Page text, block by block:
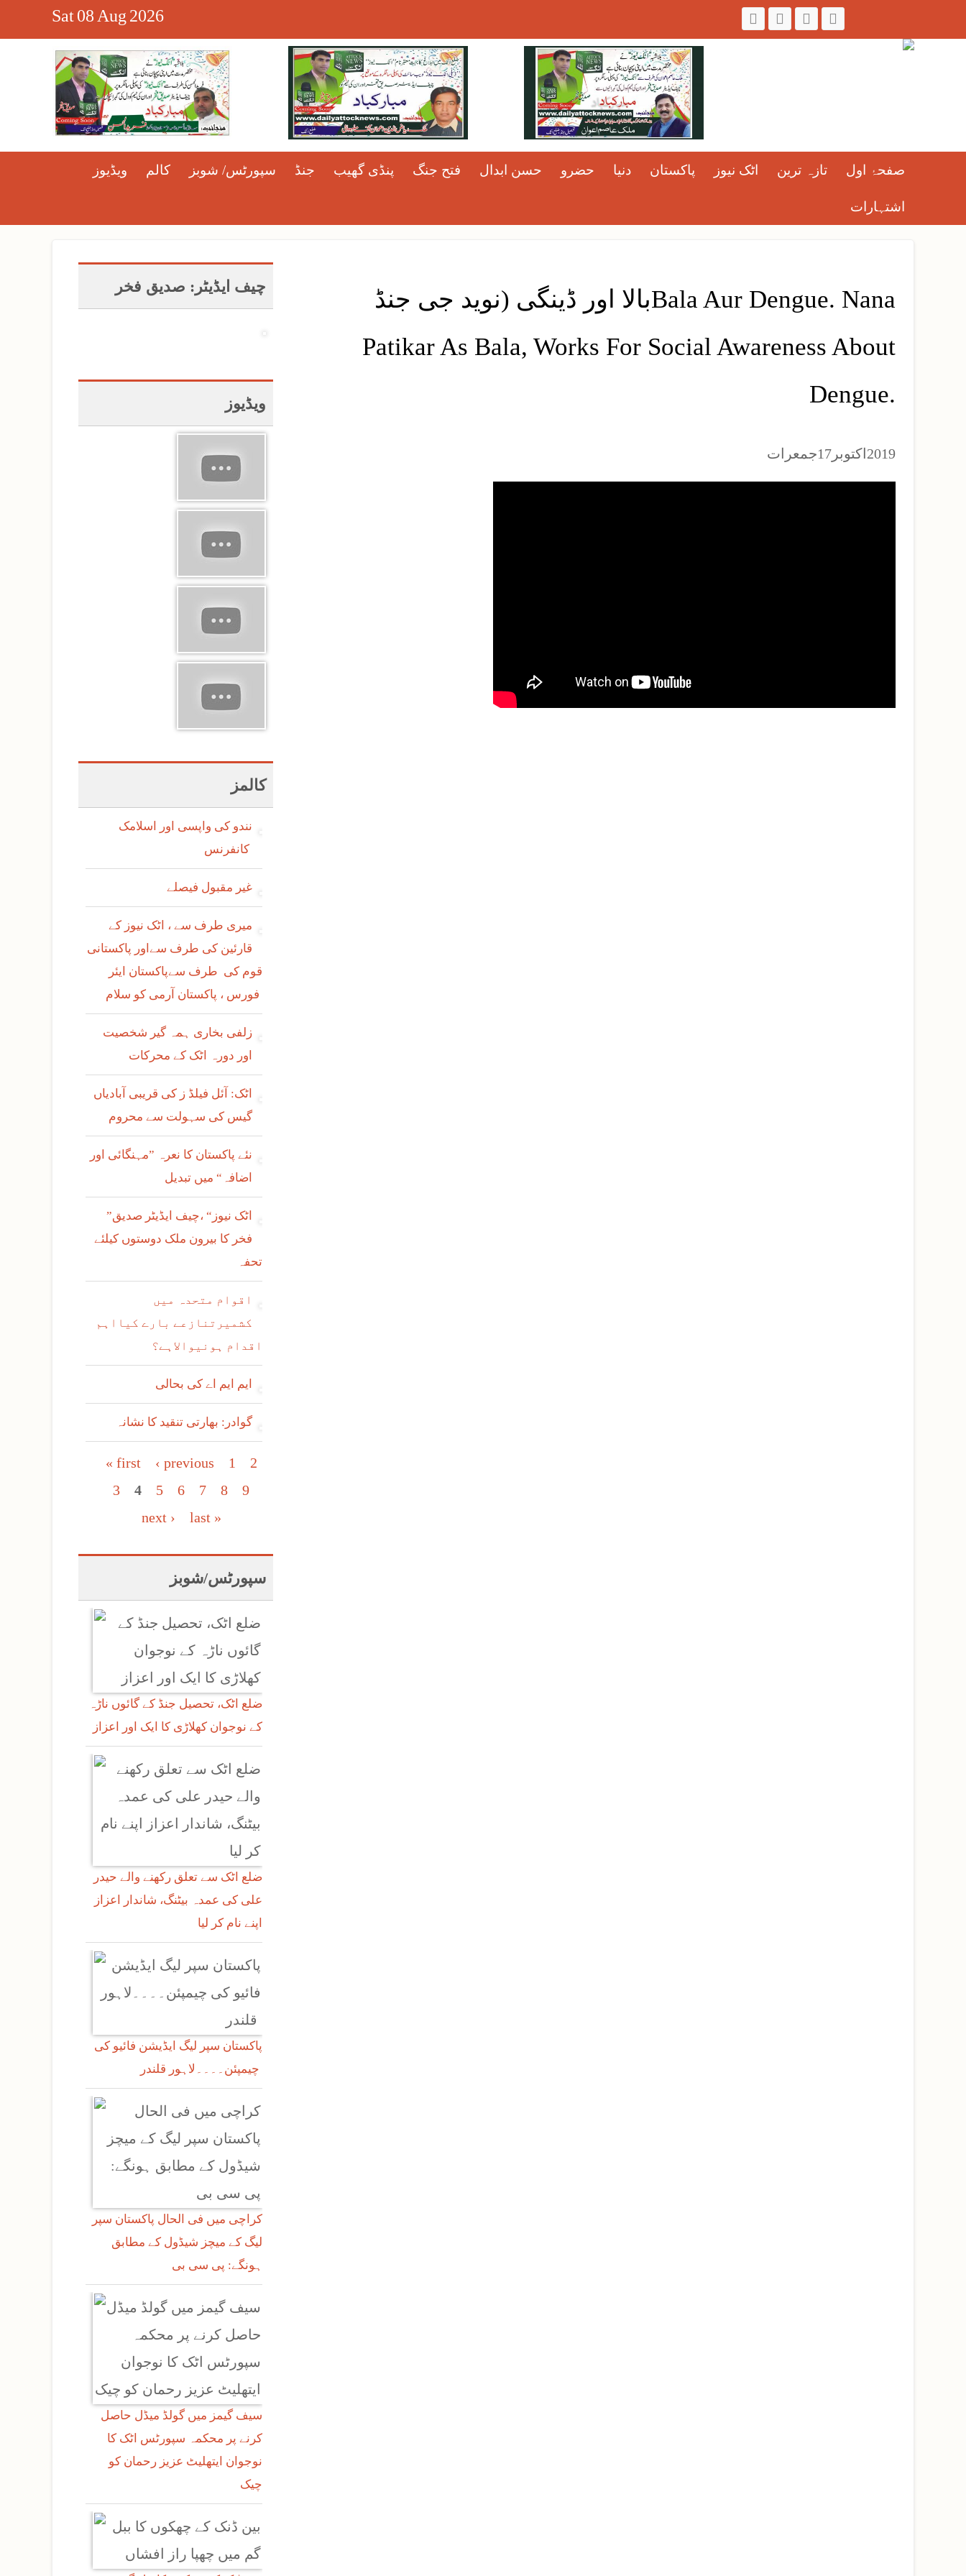
Sat08 Aug 2026
صفحۂ اول تازہ ترین اٹک نیوز پاکستان دنیا حضرو حسن ابدال فتح جنگ پنڈی گھیب جنڈ سپورٹس/ شوبز کالم ویڈیوز
اشتہارات
بالا اور ڈینگی (نوید جی جنڈBala Aur Dengue. Nana
Patikar As Bala, Works For Social Awareness About
Dengue.
جمعرات17 2019
چیف ایڈیٹر: صدیق فخر
ویڈیوز
کالمز
نندو کی واپسی اور اسلامک
غیر مقبول فیصلے
میری طرف سے ، اٹک نیوز کے
قارئین کی طرف سےاور پاکستانی
قوم کی طرف سےپاکستان ایئر
زلفی بخاری ہمہ گیر شخصیت
اور دورہ اٹک کے محرکات
اٹک: آئل فیلڈ ز کی قریبی آبادیاں
گیس کی سہولت سے محروم
نئے پاکستان کا نعرہ ”مہنگائی اور
اضافہ“ میں تبدیل
”اٹک نیوز“ ،چیف ایڈیٹر صدیق
فخر کا بیرون ملک دوستوں کیلئے
تحفہ
اقوام متحدہ میں
کشمیرتنازعے بارے کیااہم
اقدام ہونیوالاہے؟
ایم ایم اے کی بحالی
گوادر: بھارتی تنقید کا نشانہ
Pages
« first ‹ previous 1
2
3
4 5 6 7 8
9
next ›
last »
سپورٹس/شوبز
ضلع اٹک، تحصیل جنڈ کے گائوں ناڑہ
کے نوجوان کھلاڑی کا ایک اور اعزاز
ضلع اٹک سے تعلق رکھنے والے حیدر
علی کی عمدہ بیٹنگ، شاندار اعزاز
اپنے نام کر لیا
پاکستان سپر لیگ ایڈیشن فائیو کی
کراچی میں فی الحال پاکستان سپر
لیگ کے میچز شیڈول کے مطابق
ہونگے: پی سی بی
سیف گیمز میں گولڈ میڈل حاصل
کرنے پر محکمہ سپورٹس اٹک کا
نوجوان ایتھلیٹ عزیز رحمان کو
چیک